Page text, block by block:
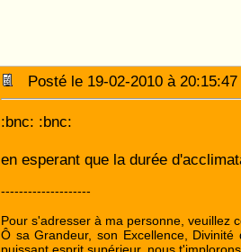
Posté le 19-02-2010 à
:bnc: :bnc:
en esperant que la durée
--------------------
Pour s'adresser à ma personne, veuillez
Ô sa Grandeur, son Excellence,